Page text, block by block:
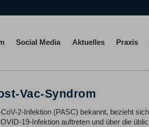
Social Media Aktuelles Praxis
Vac-Syndrom
2-Infektion (PASC) bekannt, bezieht
19-Infektion auftreten und über die